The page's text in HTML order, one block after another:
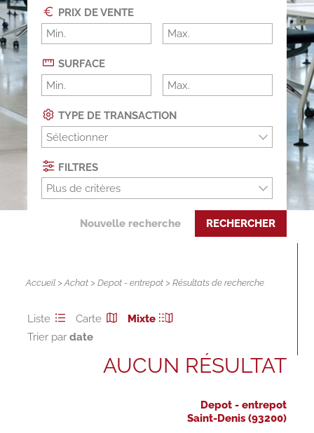
PRIX DE VENTE
SURFACE
TYPE DE TRANSACTION
Sélectionner
FILTRES
Plus de critères
Nouvelle recherche RECHERCHER
Accueil >Achat >Depot - entrepot > Résultats de recherche
Liste Carte
Mixte
Trier par
AUCUN RÉSULTAT
Depot - entrepot
Saint-Denis (93200)